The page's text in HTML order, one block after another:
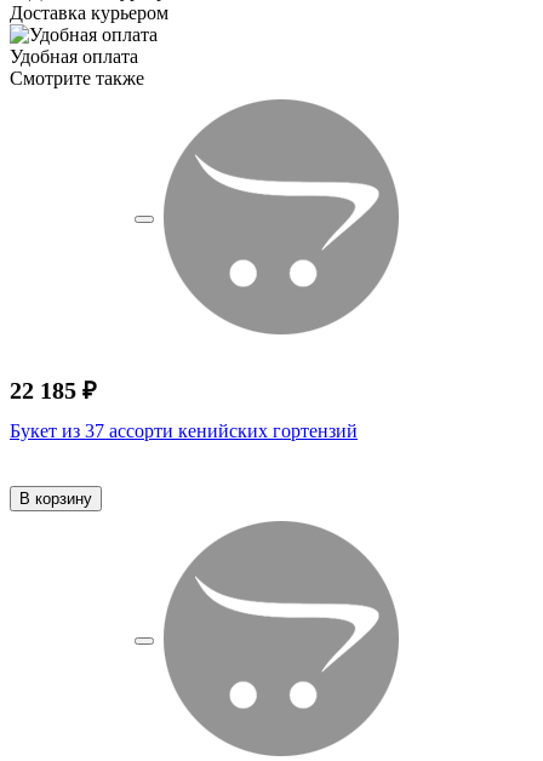
Доставка курьером
Удобная оплата
Смотрите также
22 185 ₽
Букет из 37 ассорти кенийских гортензий
В корзину